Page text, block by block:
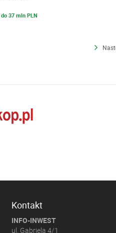
37 mln PLN
Kontakt
INFO-INWEST
ul. Gabriela 4/1